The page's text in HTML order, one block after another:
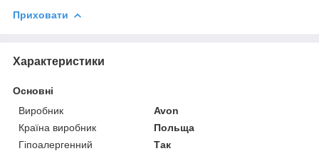
Приховати
Характеристики
Основні
Виробник
Avon
Країна виробник
Польща
Гіпоалергенний
Так